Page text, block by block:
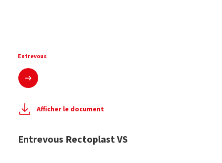
Entrevous
En savoir plus
Afficher le document
Entrevous Rectoplast VS